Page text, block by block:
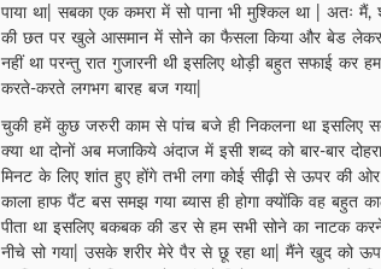
पाया था| सबका एक कमरा में सो पाना भी मुश्किल था | अतः
की छत पर खुले आसमान में सोने का फैसला किया और बेड
नहीं था परन्तु रात गुजारनी थी इसलिए थोड़ी बहुत सफाई कर
करते-करते लगभग बारह बज गया|
चुकी हमें कुछ जरुरी काम से पांच बजे ही निकलना था इसलिए
क्या था दोनों अब मजाकिये अंदाज में इसी शब्द को बार-बार
मिनट के लिए शांत हुए होंगे तभी लगा कोई सीढ़ी से ऊपर की
काला हाफ पैंट बस समझ गया ब्यास ही होगा क्योंकि वह बहुत
पीता था इसलिए बकबक की डर से हम सभी सोने का नाटक
नीचे सो गया| उसके शरीर मेरे पैर से छू रहा था| मैंने खुद को